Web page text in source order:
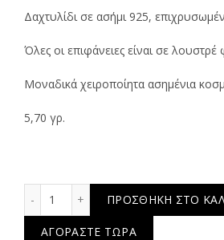
Δαχτυλίδι σε ασήμι 925,
Όλες οι επιφάνειες είναι σε λουστρέ
Μοναδικά χειροποίητα ασημένια
5,70 γρ.
ΠΡΟΣΘΉΚΗ ΣΤΟ
ΑΓΟΡΆΣΤΕ ΤΏΡΑ